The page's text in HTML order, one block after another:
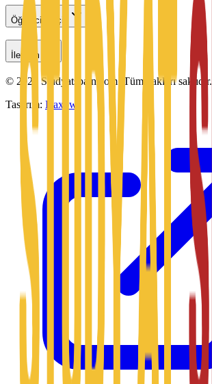
Öğrenciler İçin
İletişim
© 2026 Studyatspain.com.
Tüm hakları saklıdır.
Tasarım: Daxow